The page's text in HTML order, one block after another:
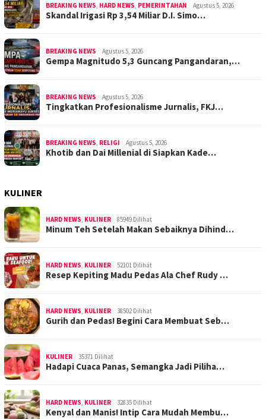
BREAKING NEWS, HARD NEWS, PEMERINTAHAN Agustus 5, 2026
Skandal Irigasi Rp 3,54 Miliar D.I. Simo…
BREAKING NEWS Agustus 5, 2026
Gempa Magnitudo 5,3 Guncang Pangandaran,…
BREAKING NEWS Agustus 5, 2026
Tingkatkan Profesionalisme Jurnalis, FKJ…
BREAKING NEWS, RELIGI Agustus 5, 2026
Khotib dan Dai Millenial di Siapkan Kade…
KULINER
HARD NEWS, KULINER 85949 Dilihat
Minum Teh Setelah Makan Sebaiknya Dihind…
HARD NEWS, KULINER 52101 Dilihat
Resep Kepiting Madu Pedas Ala Chef Rudy …
HARD NEWS, KULINER 38502 Dilihat
Gurih dan Pedas! Begini Cara Membuat Seb…
KULINER 35371 Dilihat
Hadapi Cuaca Panas, Semangka Jadi Piliha…
HARD NEWS, KULINER 32835 Dilihat
Kenyal dan Manis! Intip Cara Mudah Membu…